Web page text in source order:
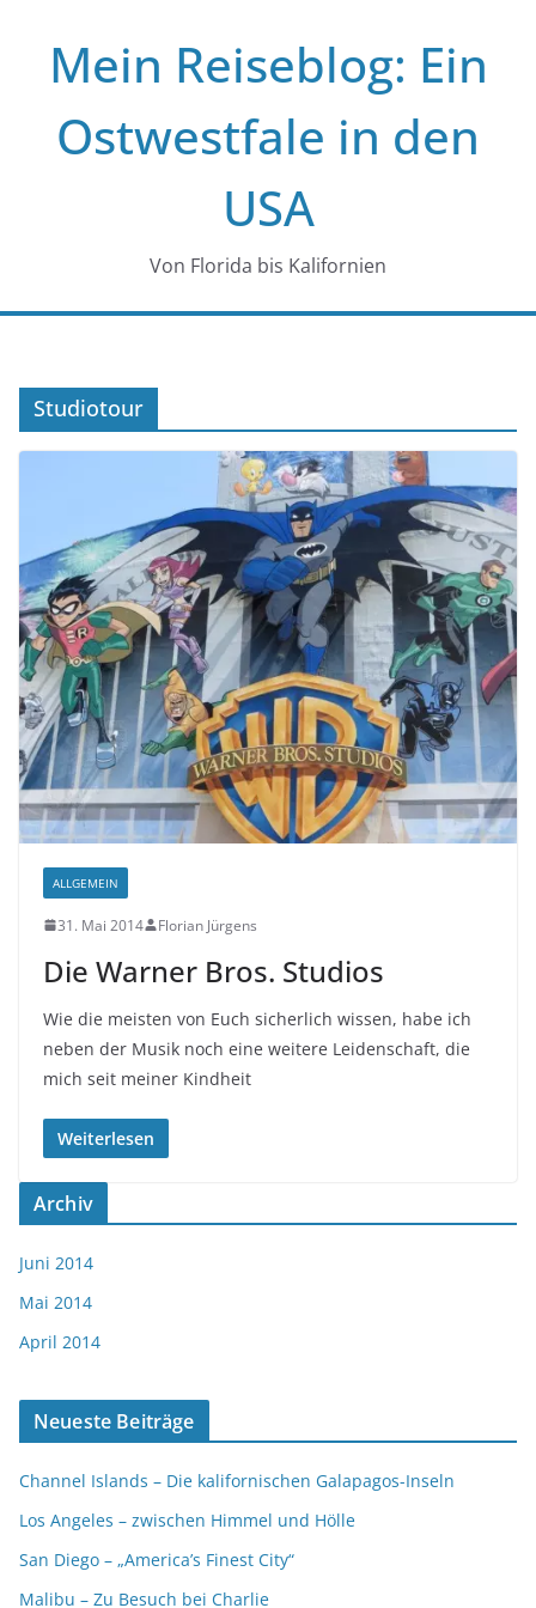
springenMein Reiseblog: Ein
Ostwestfale in den
USA
Von Florida bis Kalifornien
Studiotour
ALLGEMEIN
31. Mai 2014 Florian Jürgens
Die Warner Bros. Studios
Wie die meisten von Euch sicherlich wissen, habe ich
neben der Musik noch eine weitere Leidenschaft, die
mich seit meiner Kindheit
Weiterlesen
Archiv
Juni 2014
Mai 2014
April 2014
Neueste Beiträge
Channel Islands – Die kalifornischen Galapagos-Inseln
Los Angeles – zwischen Himmel und Hölle
San Diego – „America’s Finest City“
Malibu – Zu Besuch bei Charlie